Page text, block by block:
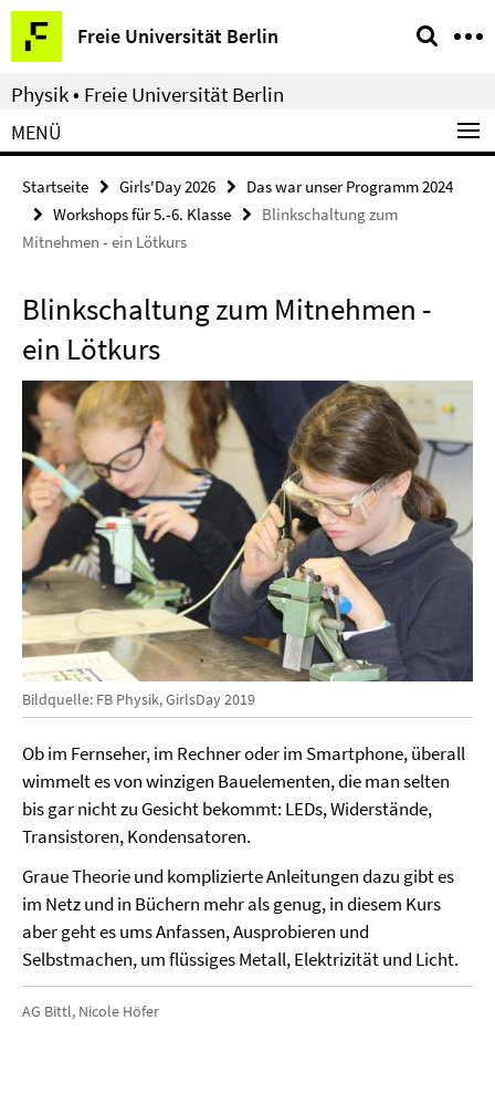
Springe
direkt
zu
Inhalt
Freie Universität Berlin
Service-
Navigation
Physik • Freie Universität Berlin
MENÜ
Startseite Girls'Day 2026
Das war unser Programm 2024
Workshops für 5.-6. Klasse
Blinkschaltung zum
Mitnehmen - ein Lötkurs
Blinkschaltung zum Mitnehmen -
ein Lötkurs
Bildquelle: FB Physik, GirlsDay 2019
Ob im Fernseher, im Rechner oder im Smartphone, überall
wimmelt es von winzigen Bauelementen, die man selten
bis gar nicht zu Gesicht bekommt: LEDs, Widerstände,
Transistoren, Kondensatoren.
Graue Theorie und komplizierte Anleitungen dazu gibt es
im Netz und in Büchern mehr als genug, in diesem Kurs
aber geht es ums Anfassen, Ausprobieren und
Selbstmachen, um flüssiges Metall, Elektrizität und Licht.
AG Bittl, Nicole Höfer